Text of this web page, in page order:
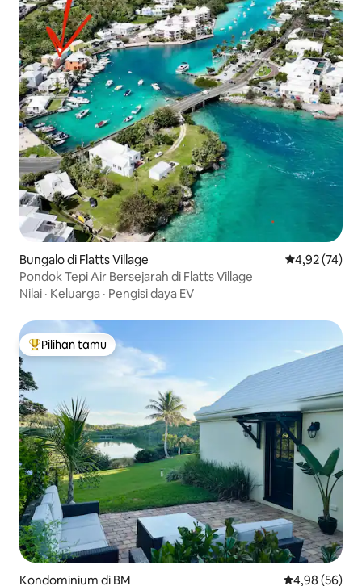
Bungalo di Flatts Village Nilai rata-rata
4,92 (74)
Pondok Tepi Air Bersejarah di Flatts Village
Nilai · Keluarga · Pengisi daya EV
Pilihan tamu terpopuler
Pilihan tamu
Kondominium di BM Nilai rata-rata
4,98 (56)